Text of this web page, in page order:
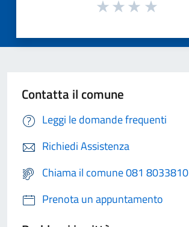
Contatta il comune
Leggi le domande frequenti
Richiedi Assistenza
Chiama il comune 081 8033810
Prenota un appuntamento